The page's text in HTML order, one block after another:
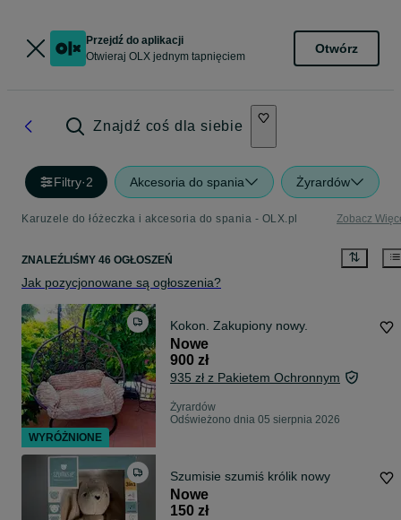
Przejdź do aplikacji
Otwieraj OLX jednym tapnięciem
Otwórz
Znajdź coś dla siebie
Filtry·2 Akcesoria do spania Żyrardów
Karuzele do łóżeczka i akcesoria do spania - OLX.pl Zobacz
ZNALEŹLIŚMY 46 OGŁOSZEŃ
Jak pozycjonowane są ogłoszenia?
Kokon. Zakupiony nowy.
Nowe
900 zł
935 zł z Pakietem Ochronnym
Żyrardów
Odświeżono dnia 05 sierpnia 2026
Szumisie szumiś królik nowy
Nowe
150 zł
WYRÓŻNIONE